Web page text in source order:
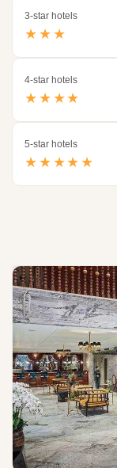
3-star hotels
★★★
4-star hotels
★★★★
5-star hotels
★★★★★